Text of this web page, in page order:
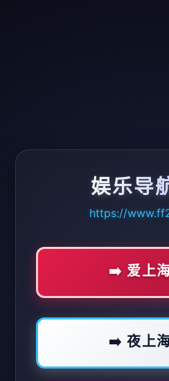
娱乐导
https://
➡️ 爱上
➡️ 夜上